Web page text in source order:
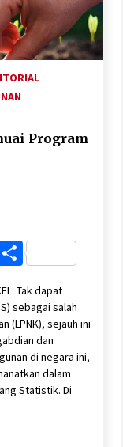
Program
Share
Tak dapat
sebagai salah
(LPNK), sejauh ini
dan
di negara ini,
dalam
Statistik. Di